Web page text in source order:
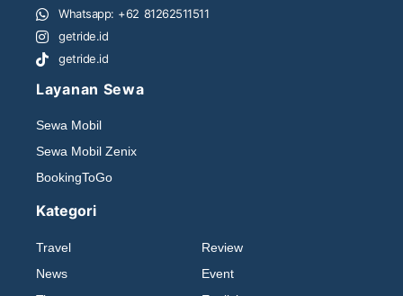
Whatsapp: +62 81262511511
getride.id
getride.id
Layanan Sewa
Sewa Mobil
Sewa Mobil Zenix
BookingToGo
Kategori
Travel
News
Review
Event